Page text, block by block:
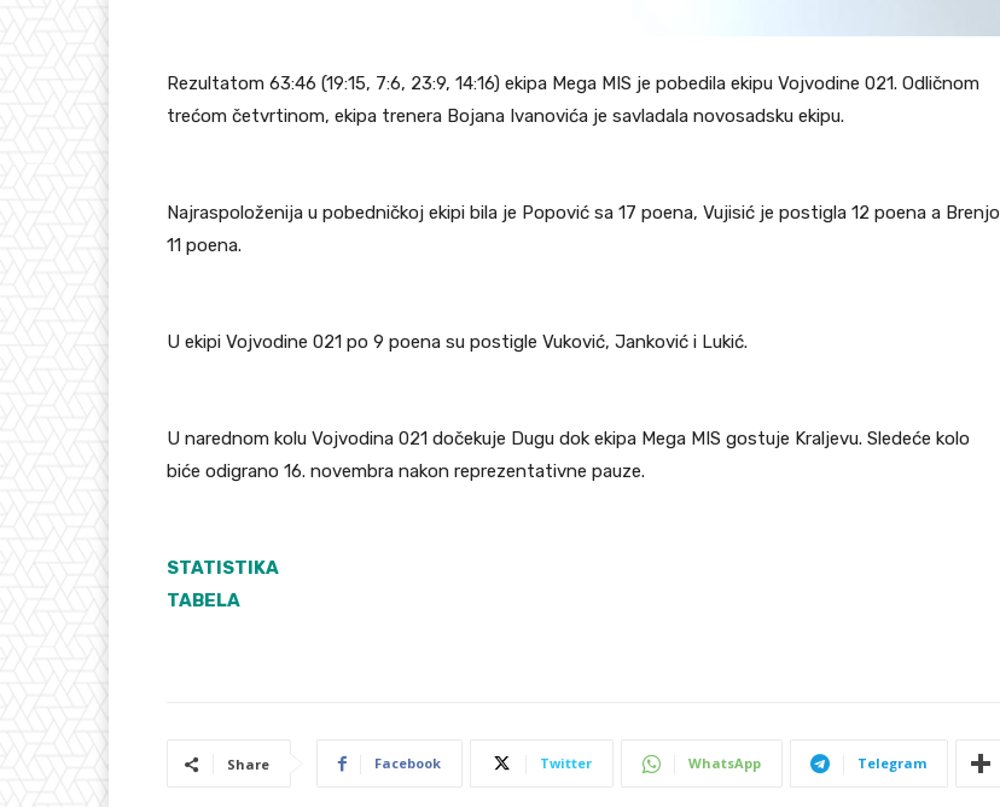
Rezultatom 63:46 (19:15, 7:6, 23:9, 14:16) ekipa Mega MIS je pobedila ekipu Vojvodine 021. Odličnom
trećom četvrtinom, ekipa trenera Bojana Ivanovića je savladala novosadsku ekipu.
Najraspoloženija u pobedničkoj ekipi bila je Popović sa 17 poena, Vujisić je postigla 12 poena a Brenjo
11 poena.
U ekipi Vojvodine 021 po 9 poena su postigle Vuković, Janković i Lukić.
U narednom kolu Vojvodina 021 dočekuje Dugu dok ekipa Mega MIS gostuje Kraljevu. Sledeće kolo
biće odigrano 16. novembra nakon reprezentativne pauze.
STATISTIKA
TABELA
Share Facebook Twitter WhatsApp Telegram